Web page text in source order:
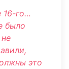
16-го…
было
это